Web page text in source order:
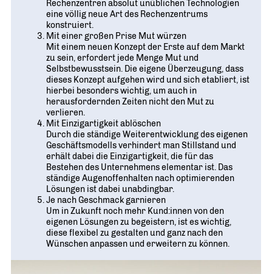
Rechenzentren absolut unüblichen Technologien
eine völlig neue Art des Rechenzentrums
konstruiert.
Mit einer großen Prise Mut würzen
Mit einem neuen Konzept der Erste auf dem Markt
zu sein, erfordert jede Menge Mut und
Selbstbewusstsein. Die eigene Überzeugung, dass
dieses Konzept aufgehen wird und sich etabliert, ist
hierbei besonders wichtig, um auch in
herausfordernden Zeiten nicht den Mut zu
verlieren.
Mit Einzigartigkeit ablöschen
Durch die ständige Weiterentwicklung des eigenen
Geschäftsmodells verhindert man Stillstand und
erhält dabei die Einzigartigkeit, die für das
Bestehen des Unternehmens elementar ist. Das
ständige Augenoffenhalten nach optimierenden
Lösungen ist dabei unabdingbar.
Je nach Geschmack garnieren
Um in Zukunft noch mehr Kund:innen von den
eigenen Lösungen zu begeistern, ist es wichtig,
diese flexibel zu gestalten und ganz nach den
Wünschen anpassen und erweitern zu können.